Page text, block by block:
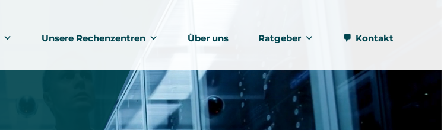
Unsere Rechenzentren Über uns Ratgeber Kontakt